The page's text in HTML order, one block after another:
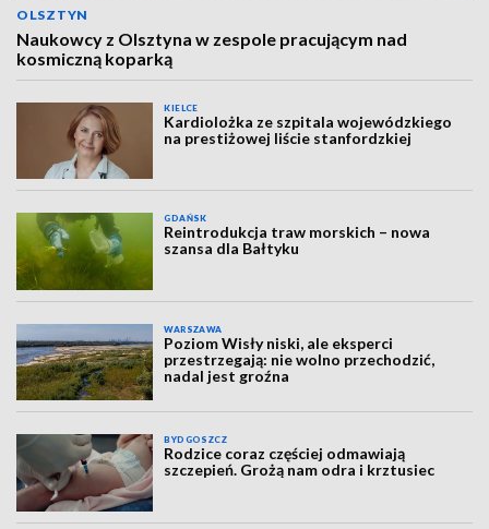
OLSZTYN
Naukowcy z Olsztyna w zespole pracującym nad
kosmiczną koparką
KIELCE
Kardiolożka ze szpitala wojewódzkiego
na prestiżowej liście stanfordzkiej
GDAŃSK
Reintrodukcja traw morskich – nowa
szansa dla Bałtyku
WARSZAWA
Poziom Wisły niski, ale eksperci
przestrzegają: nie wolno przechodzić,
nadal jest groźna
BYDGOSZCZ
Rodzice coraz częściej odmawiają
szczepień. Grożą nam odra i krztusiec